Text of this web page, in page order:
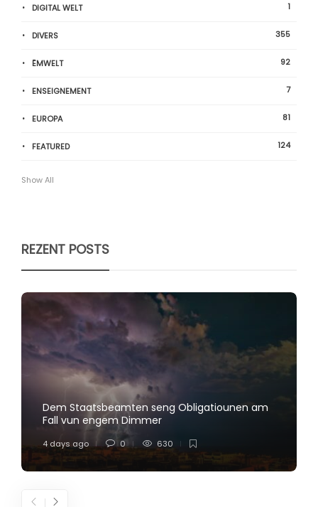
DIGITAL WELT 1
DIVERS 355
ËMWELT 92
ENSEIGNEMENT 7
EUROPA 81
FEATURED 124
Show All
REZENT POSTS
Dem Staatsbeamten seng Obligatiounen am
Fall vun engem Dimmer
4 days ago 0 630